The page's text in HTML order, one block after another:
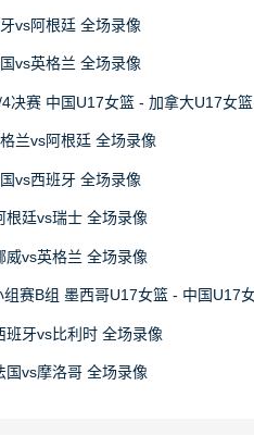
vs阿根廷 全场录像
vs英格兰 全场录像
决赛 中国U17女篮 - 加拿大U17女
兰vs阿根廷 全场录像
vs西班牙 全场录像
廷vs瑞士 全场录像
vs英格兰 全场录像
赛B组 墨西哥U17女篮 - 中国U17
牙vs比利时 全场录像
vs摩洛哥 全场录像